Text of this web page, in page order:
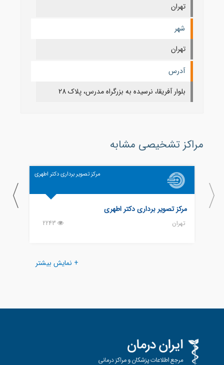
تهران
شهر
تهران
آدرس
بلوار آفریقا، نرسیده به بزرگراه مدرس، پلاک 28
مراکز تشخیصی مشابه
مرکز تصویر برداری دکتر اطهری
مرکز تصویر برداری دکتر اطهری
تهران 2243
+ نمایش بیشتر